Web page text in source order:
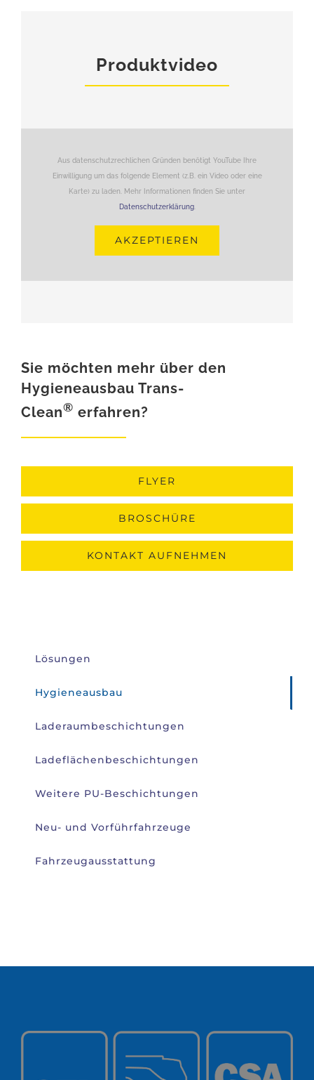
Produktvideo
Aus datenschutzrechlichen Gründen benötigt YouTube Ihre
Einwilligung um das folgende Element (z.B. ein Video oder eine
Karte) zu laden. Mehr Informationen finden Sie unter
Datenschutzerklärung.
AKZEPTIEREN
Sie möchten mehr über den
Hygieneausbau Trans-
Clean® erfahren?
FLYER
BROSCHÜRE
KONTAKT AUFNEHMEN
Lösungen
Hygieneausbau
Laderaumbeschichtungen
Ladeflächenbeschichtungen
Weitere PU-Beschichtungen
Neu- und Vorführfahrzeuge
Fahrzeugausstattung